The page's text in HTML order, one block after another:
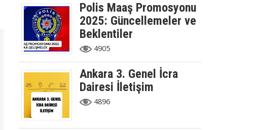
Polis Maaş Promosyonu
2025: Güncellemeler ve
Beklentiler
4905
Ankara 3. Genel İcra
Dairesi İletişim
4896